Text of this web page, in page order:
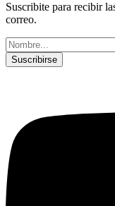
Suscribite para recibir
correo.
Suscribirse